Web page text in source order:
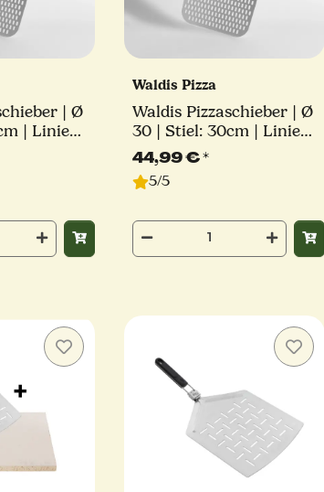
| Ø
| Linie
Waldis Pizza
Waldis Pizzaschieber | Ø
30 | Stiel: 30cm | Linie
Classico
44,99 €*
5/5